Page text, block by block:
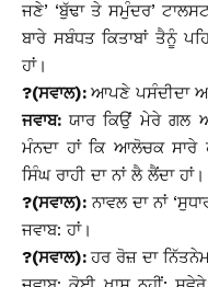
ਜਣੇ’ ‘ਬੁੱਢਾ ਤੇ ਸਮੁੰਦਰ’
ਬਾਰੇ ਸਬੰਧਤ ਕਿਤਾਬਾਂ ਤੈਨੂੰ
ਹਾਂ।
?(ਸਵਾਲ): ਆਪਣੇ ਪਸੰਦੀਦਾ
ਜਵਾਬ: ਯਾਰ ਕਿਉਂ ਮੇਰੇ ਗਲ
ਮੰਨਦਾ ਹਾਂ ਕਿ ਆਲੋਚਕ ਸਾਰੇ
ਸਿੰਘ ਰਾਹੀ ਦਾ ਨਾਂ ਲੈ ਲੈਂਦਾ ਹਾਂ।
?(ਸਵਾਲ): ਨਾਵਲ ਦਾ ਨਾਂ
ਜਵਾਬ: ਹਾਂ।
?(ਸਵਾਲ): ਹਰ ਰੋਜ਼ ਦਾ